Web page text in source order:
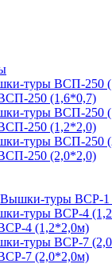
250 (1,6*0,7)
250 (1,2*2,0)
250 (2,0*2,0)
Вышки-туры ВСР-1
4 (1,2*2,0м)
7 (2,0*2,0м)